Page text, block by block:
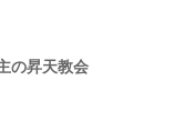
の昇天教会